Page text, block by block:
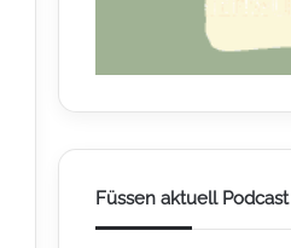
Füssen aktuell Podcast